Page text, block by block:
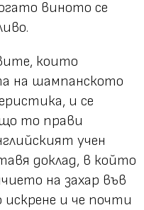
виното се
които
на шампанското
и се
то прави
учен
доклад, в който
на захар във
и че почти